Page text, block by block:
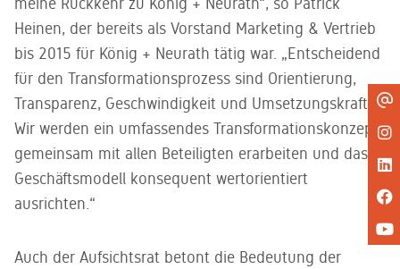
Heinen, der bereits als Vorstand Marketing & Vertrieb
bis 2015 für König + Neurath tätig war. „Entscheidend
für den Transformationsprozess sind Orientierung,
Transparenz, Geschwindigkeit und Umsetzungskraft.
Wir werden ein umfassendes Transformationskonzept
gemeinsam mit allen Beteiligten erarbeiten und das
Geschäftsmodell konsequent wertorientiert
ausrichten.“
Auch der Aufsichtsrat betont die Bedeutung der